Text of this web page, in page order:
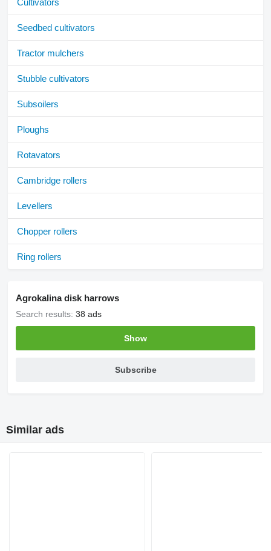
Cultivators
Seedbed cultivators
Tractor mulchers
Stubble cultivators
Subsoilers
Ploughs
Rotavators
Cambridge rollers
Levellers
Chopper rollers
Ring rollers
Agrokalina disk harrows
Search results: 38 ads
Show
Subscribe
Similar ads